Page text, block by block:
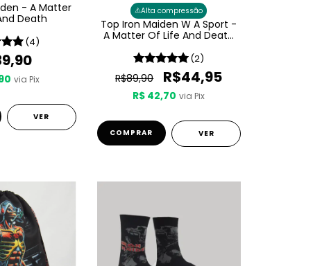
- A Matter
Death
(4)
via Pix
VER
⚠️Alta compressão
Top Iron Maiden W A Sport -
A Matter Of Life And Death
(2)
R$89,90 R$44,95
R$ 42,70 via Pix
COMPRAR VER